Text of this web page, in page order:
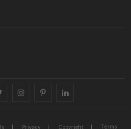
twitter instagrampinterestlinkedin
Privacy Copyright Terms